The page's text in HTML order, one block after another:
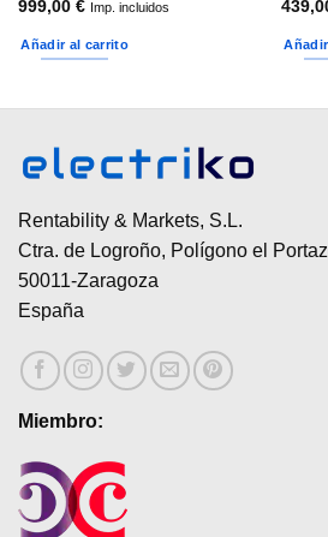
999,00 € Imp. incluidos
Añadir al carrito
Rentability & Markets, S.L.
Ctra. de Logroño, Polígono el
50011-Zaragoza
España
Miembro: